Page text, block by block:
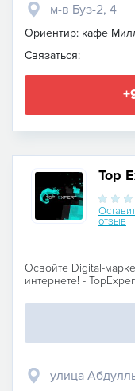
м-в Буз-2, 4
Ориентир: кафе
Связаться:
Top
отзыв
Освойте Digital-
интернете! -
улица